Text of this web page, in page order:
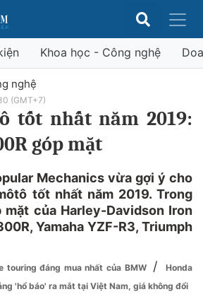
Khoa học - Công nghệ
nghệ
(GMT+7)
tốt nhất năm 2019:
góp mặt
Mechanics vừa gợi ý cho
tốt nhất năm 2019. Trong
của Harley-Davidson Iron
Yamaha YZF-R3, Triumph
touring đáng mua nhất của BMW /
Honda
'hổ báo' ra mắt tại Việt Nam, giá không đổi